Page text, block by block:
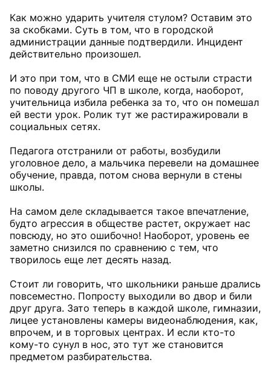
Как можно ударить учителя стулом? Оставим это
за скобками. Суть в том, что в городской
администрации данные подтвердили. Инцидент
действительно произошел.
И это при том, что в СМИ еще не остыли страсти
по поводу другого ЧП в школе, когда, наоборот,
учительница избила ребенка за то, что он помешал
ей вести урок. Ролик тут же растиражировали в
социальных сетях.
Педагога отстранили от работы, возбудили
уголовное дело, а мальчика перевели на домашнее
обучение, правда, потом снова вернули в стены
школы.
На самом деле складывается такое впечатление,
будто агрессия в обществе растет, окружает нас
повсюду, но это ошибочно! Наоборот, уровень ее
заметно снизился по сравнению с тем, что
творилось еще лет десять назад.
Стоит ли говорить, что школьники раньше дрались
повсеместно. Попросту выходили во двор и били
друг друга. Зато теперь в каждой школе, гимназии,
лицее установлены камеры видеонаблюдения, как,
впрочем, и в торговых центрах. И если кто-то
кому-то сунул в нос, это тут же становится
предметом разбирательства.